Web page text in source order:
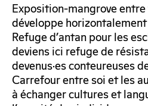
Exposition-mangrove
développe
Refuge d’antan pour les
deviens ici refuge de
devenus·es conteureuses
Carrefour entre soi et les
à échanger cultures et